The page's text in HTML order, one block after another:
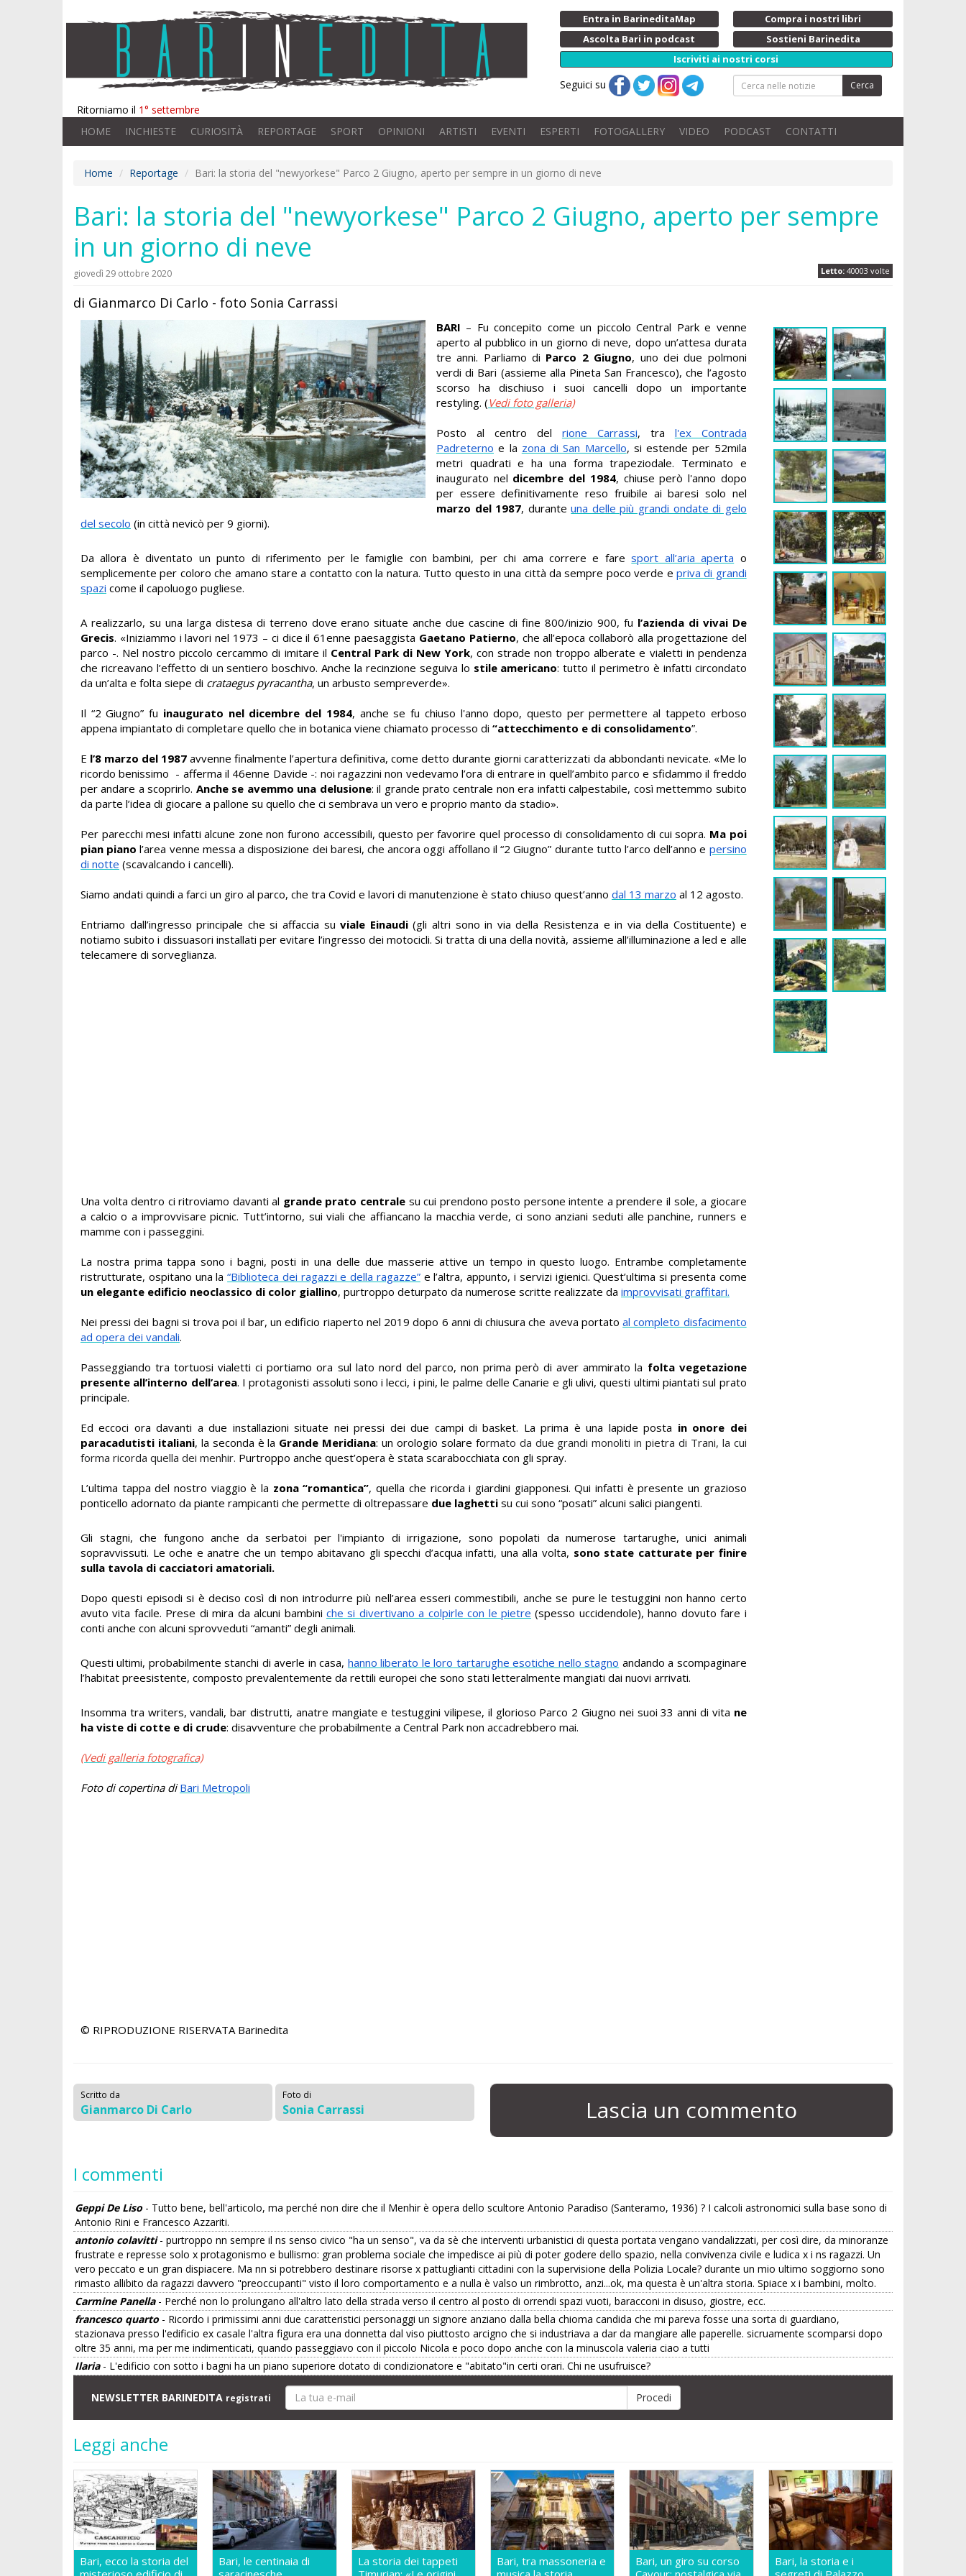
Ritorniamo il 1° settembre
Entra in BarineditaMap
Compra i nostri libri
Ascolta Bari in podcast
Sostieni Barinedita
Iscriviti ai nostri corsi
Seguici su Cerca
HOME INCHIESTE CURIOSITÀ REPORTAGE SPORT OPINIONI ARTISTI EVENTI ESPERTI FOTOGALLERY VIDEO PODCAST CONTATTI
Home Reportage Bari: la storia del "newyorkese" Parco 2 Giugno, aperto per sempre in un giorno di neve
Bari: la storia del "newyorkese" Parco 2 Giugno, aperto per sempre
in un giorno di neve
Letto: 40003 volte
giovedì 29 ottobre 2020
di Gianmarco Di Carlo - foto Sonia Carrassi
BARI – Fu concepito come un piccolo Central Park e venne
aperto al pubblico in un giorno di neve, dopo un’attesa durata
tre anni. Parliamo di Parco 2 Giugno, uno dei due polmoni
verdi di Bari (assieme alla Pineta San Francesco), che l’agosto
scorso ha dischiuso i suoi cancelli dopo un importante
restyling. (Vedi foto galleria)
Posto al centro del rione Carrassi, tra l'ex Contrada
Padreterno e la zona di San Marcello, si estende per 52mila
metri quadrati e ha una forma trapeziodale. Terminato e
inaugurato nel dicembre del 1984, chiuse però l'anno dopo
per essere definitivamente reso fruibile ai baresi solo nel
marzo del 1987, duranteuna delle più grandi ondate di gelo
del secolo (in città nevicò per 9 giorni).
Da allora è diventato un punto di riferimento per le famiglie con bambini, per chi ama correre e faresport all’aria aperta o
semplicemente per coloro che amano stare a contatto con la natura. Tutto questo in una città da sempre poco verde e priva di grandi
spazi come il capoluogo pugliese.
A realizzarlo, su una larga distesa di terreno dove erano situate anche due cascine di fine 800/inizio 900, fu l’azienda di vivai De
Grecis. «Iniziammo i lavori nel 1973 – ci dice il 61enne paesaggista Gaetano Patierno, che all’epoca collaborò alla progettazione del
parco -. Nel nostro piccolo cercammo di imitare il Central Park di New York, con strade non troppo alberate e vialetti in pendenza
che ricreavano l’effetto di un sentiero boschivo. Anche la recinzione seguiva lo stile americano: tutto il perimetro è infatti circondato
da un’alta e folta siepe di crataegus pyracantha, un arbusto sempreverde».
Il “2 Giugno” fu inaugurato nel dicembre del 1984, anche se fu chiuso l'anno dopo, questo per permettere al tappeto erboso
appena impiantato di completare quello che in botanica viene chiamato processo di “attecchimento e di consolidamento”.
E l’8 marzo del 1987 avvenne finalmente l’apertura definitiva, come detto durante giorni caratterizzati da abbondanti nevicate. «Me lo
ricordo benissimo - afferma il 46enne Davide -: noi ragazzini non vedevamo l’ora di entrare in quell’ambito parco e sfidammo il freddo
per andare a scoprirlo. Anche se avemmo una delusione: il grande prato centrale non era infatti calpestabile, così mettemmo subito
da parte l’idea di giocare a pallone su quello che ci sembrava un vero e proprio manto da stadio».
Per parecchi mesi infatti alcune zone non furono accessibili, questo per favorire quel processo di consolidamento di cui sopra. Ma poi
pian piano l’area venne messa a disposizione dei baresi, che ancora oggi affollano il “2 Giugno” durante tutto l’arco dell’anno e persino
di notte (scavalcando i cancelli).
Siamo andati quindi a farci un giro al parco, che tra Covid e lavori di manutenzione è stato chiuso quest’anno dal 13 marzo al 12 agosto.
Entriamo dall’ingresso principale che si affaccia suviale Einaudi(gli altri sono in via della Resistenza e in via della Costituente) e
notiamo subito i dissuasori installati per evitare l’ingresso dei motocicli. Si tratta di una della novità, assieme all’illuminazione a led e alle
telecamere di sorveglianza.
Una volta dentro ci ritroviamo davanti al grande prato centrale su cui prendono posto persone intente a prendere il sole, a giocare
a calcio o a improvvisare picnic. Tutt’intorno, sui viali che affiancano la macchia verde, ci sono anziani seduti alle panchine, runners e
mamme con i passeggini.
La nostra prima tappa sono i bagni, posti in una delle due masserie attive un tempo in questo luogo. Entrambe completamente
ristrutturate, ospitano una la“Biblioteca dei ragazzi e della ragazze”e l’altra, appunto, i servizi igienici. Quest’ultima si presenta come
un elegante edificio neoclassico di color giallino, purtroppo deturpato da numerose scritte realizzate da improvvisati graffitari.
Nei pressi dei bagni si trova poi il bar, un edificio riaperto nel 2019 dopo 6 anni di chiusura che aveva portatoal completo disfacimento
ad opera dei vandali.
Passeggiando tra tortuosi vialetti ci portiamo ora sul lato nord del parco, non prima però di aver ammirato la folta vegetazione
presente all’interno dell’area. I protagonisti assoluti sono i lecci, i pini, le palme delle Canarie e gli ulivi, questi ultimi piantati sul prato
principale.
Ed eccoci ora davanti a due installazioni situate nei pressi dei due campi di basket. La prima è una lapide posta in onore dei
paracadutisti italiani, la seconda è la Grande Meridiana: un orologio solare formato da due grandi monoliti in pietra di Trani, la cui
forma ricorda quella dei menhir. Purtroppo anche quest’opera è stata scarabocchiata con gli spray.
L’ultima tappa del nostro viaggio è la zona “romantica”, quella che ricorda i giardini giapponesi. Qui infatti è presente un grazioso
ponticello adornato da piante rampicanti che permette di oltrepassare due laghetti su cui sono “posati” alcuni salici piangenti.
Gli stagni, che fungono anche da serbatoi per l'impianto di irrigazione, sono popolati da numerose tartarughe, unici animali
sopravvissuti. Le oche e anatre che un tempo abitavano gli specchi d’acqua infatti, una alla volta, sono state catturate per finire
sulla tavola di cacciatori amatoriali.
Dopo questi episodi si è deciso così di non introdurre più nell’area esseri commestibili, anche se pure letestuggini non hanno certo
avuto vita facile. Prese di mira da alcuni bambini che si divertivano a colpirle con le pietre (spesso uccidendole), hanno dovuto fare i
conti anche con alcuni sprovveduti “amanti” degli animali.
Questi ultimi, probabilmente stanchi di averle in casa, hanno liberato le loro tartarughe esotiche nello stagno andando a scompaginare
l’habitat preesistente, composto prevalentemente da rettili europei che sono stati letteralmente mangiati dai nuovi arrivati.
Insomma tra writers, vandali, bar distrutti, anatre mangiate e testuggini vilipese, il glorioso Parco 2 Giugno nei suoi 33 anni di vita ne
ha viste di cotte e di crude: disavventure che probabilmente a Central Park non accadrebbero mai.
(Vedi galleria fotografica)
Foto di copertina di Bari Metropoli
© RIPRODUZIONE RISERVATA Barinedita
Scritto da
Gianmarco Di Carlo
Foto di
Sonia Carrassi Lascia un commento
I commenti
Geppi De Liso- Tutto bene, bell'articolo, ma perché non dire che il Menhir è opera dello scultore Antonio Paradiso (Santeramo, 1936) ? I calcoli astronomici sulla base sono di
Antonio Rini e Francesco Azzariti.
antonio colavitti- purtroppo nn sempre il ns senso civico "ha un senso", va da sè che interventi urbanistici di questa portata vengano vandalizzati, per così dire, da minoranze
frustrate e represse solo x protagonismo e bullismo: gran problema sociale che impedisce ai più di poter godere dello spazio, nella convivenza civile e ludica x i ns ragazzi. Un
vero peccato e un gran dispiacere. Ma nn si potrebbero destinare risorse x pattuglianti cittadini con la supervisione della Polizia Locale? durante un mio ultimo soggiorno sono
rimasto allibito da ragazzi davvero "preoccupanti" visto il loro comportamento e a nulla è valso un rimbrotto, anzi...ok, ma questa è un'altra storia. Spiace x i bambini, molto.
Carmine Panella- Perché non lo prolungano all'altro lato della strada verso il centro al posto di orrendi spazi vuoti, baracconi in disuso, giostre, ecc.
francesco quarto- Ricordo i primissimi anni due caratteristici personaggi un signore anziano dalla bella chioma candida che mi pareva fosse una sorta di guardiano,
stazionava presso l'edificio ex casale l'altra figura era una donnetta dal viso piuttosto arcigno che si industriava a dar da mangiare alle paperelle. sicruamente scomparsi dopo
oltre 35 anni, ma per me indimenticati, quando passeggiavo con il piccolo Nicola e poco dopo anche con la minuscola valeria ciao a tutti
Ilaria- L'edificio con sotto i bagni ha un piano superiore dotato di condizionatore e "abitato"in certi orari. Chi ne usufruisce?
NEWSLETTER BARINEDITA registrati
Leggi anche
Bari, ecco la storia del
Bari, le centinaia di
La storia dei tappeti
Bari, tra massoneria e
Bari, un giro su corso
Bari, la storia e i